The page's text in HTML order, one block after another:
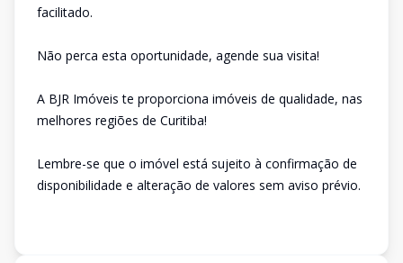
facilitado.
Não perca esta oportunidade, agende sua visita!
A BJR Imóveis te proporciona imóveis de qualidade, nas
melhores regiões de Curitiba!
Lembre-se que o imóvel está sujeito à confirmação de
disponibilidade e alteração de valores sem aviso prévio.